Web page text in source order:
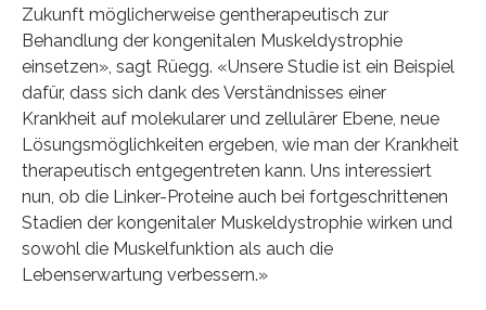
Zukunft möglicherweise gentherapeutisch zur
Behandlung der kongenitalen Muskeldystrophie
einsetzen», sagt Rüegg. «Unsere Studie ist ein Beispiel
dafür, dass sich dank des Verständnisses einer
Krankheit auf molekularer und zellulärer Ebene, neue
Lösungsmöglichkeiten ergeben, wie man der Krankheit
therapeutisch entgegentreten kann. Uns interessiert
nun, ob die Linker-Proteine auch bei fortgeschrittenen
Stadien der kongenitaler Muskeldystrophie wirken und
sowohl die Muskelfunktion als auch die
Lebenserwartung verbessern.»